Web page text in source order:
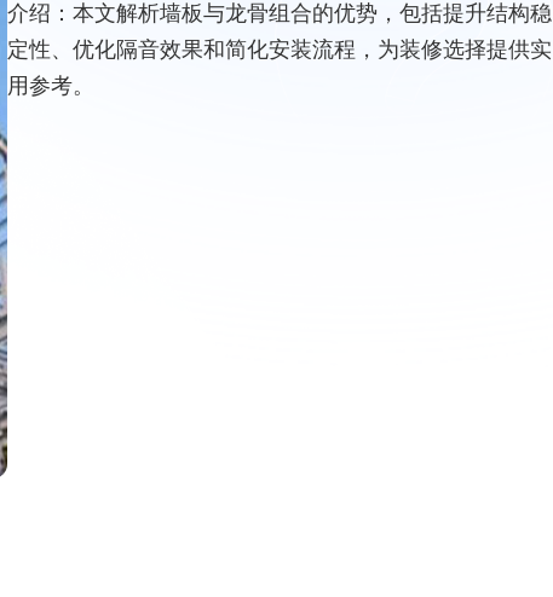
介绍： 本文解析墙板与龙骨组合的优势，包括提升结构稳
定性、优化隔音效果和简化安装流程，为装修选择提供实
用参考。